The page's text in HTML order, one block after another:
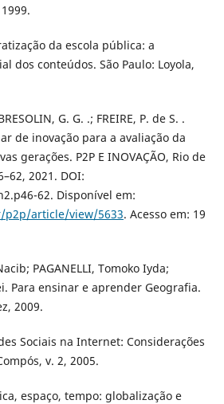
da escola pública: a
dos conteúdos. São Paulo: Loyola,
G. G. .; FREIRE, P. de S. .
de inovação para a avaliação da
gerações. P2P E INOVAÇÃO, Rio de
2021. DOI:
62. Disponível em:
article/view/5633. Acesso em: 19
PAGANELLI, Tomoko Iyda;
Para ensinar e aprender Geografia.
2009.
Sociais na Internet: Considerações
v. 2, 2005.
espaço, tempo: globalização e